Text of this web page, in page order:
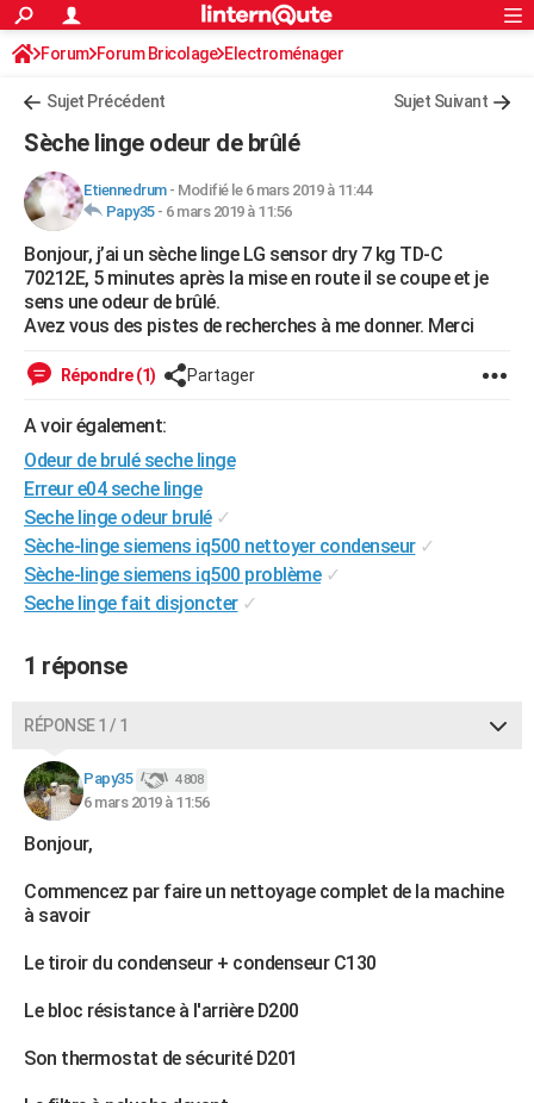
ACTUALITÉS
Politique
Société
Faits Divers
Education
Monde
Villes
+
FINANCE
Retraite
Impôts
Epargne
Immobilier
Risques naturels par ville
Banque
Assurance
Crédit
AUTO
Essais
Réserver un essai
Citadines
Berlines
SUV
Forum auto
+HIGH-TECH
Mobiles
Meilleur smartphone
Internet
Ordinateurs
Jeux vidéo
Guide high-tech
+BRICOLAGE
Forum
Aménagement intérieur
Extérieur
Cuisine
Salle de bains
Jardinage
Rangement
WEEK-END
LIFESTYLE
Art de vivre
Bien-être
Loisirs
Mode
Modes de vie
SANTE
Alimentation
Guide de la santé
Maladies
Médicaments
Sommeil
VOYAGE
Destinations
City break
Voyage nature
Voyage de noces
Forum
Climat
+PHOTO
GUIDES D'ACHAT
BONS PLANS
Dictionnaire
Biographies
Citations
Expressions
Proverbes
PROGRAMME TV
COPAINS D'AVANT
S'inscrire
Se connecter
Lycées
Collèges
Primaires
Universités
Entreprises
Service militaire
Avis de recherche
AVIS DE DÉCÈS
S'inscrire
Connexion
Forum Forum Bricolage Electroménager
Sujet Précédent Sujet Suivant
Sèche linge odeur de brûlé
Etiennedrum- Modifié le 6 mars 2019 à 11:44
Papy35- 6 mars 2019 à 11:56
Bonjour, j’ai un sèche linge LG sensor dry 7 kg TD-C
70212E, 5 minutes après la mise en route il se coupe et je
sens une odeur de brûlé.
Avez vous des pistes de recherches à me donner. Merci
Répondre (1) Partager
A voir également:
Odeur de brulé seche linge
Erreur e04 seche linge
Seche linge odeur brulé ✓
Sèche-linge siemens iq500 nettoyer condenseur ✓
Sèche-linge siemens iq500 problème ✓
Seche linge fait disjoncter ✓
1 réponse
RÉPONSE 1 / 1
Papy35 4 808
6 mars 2019 à 11:56
Bonjour,
Commencez par faire un nettoyage complet de la machine
à savoir
Le tiroir du condenseur + condenseur C130
Le bloc résistance à l'arrière D200
Son thermostat de sécurité D201